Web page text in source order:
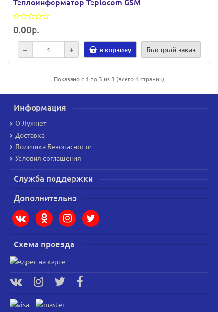
0.00р.
в корзину Быстрый заказ
Показано с 1 по 3 из 3 (всего 1 страниц)
Информация
О Лужнет
Доставка
Политика Безопасности
Условия соглашения
Служба поддержки
Дополнительно
Схема проезда